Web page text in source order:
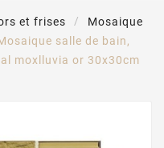
et frises
Mosaique
salle de bain,
moxlluvia or 30x30cm